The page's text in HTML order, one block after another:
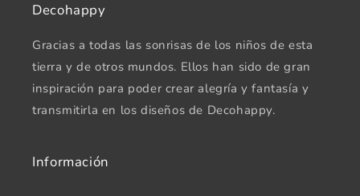
Decohappy
Gracias a todas las sonrisas de los niños de esta
tierra y de otros mundos. Ellos han sido de gran
inspiración para poder crear alegría y fantasía y
transmitirla en los diseños de Decohappy.
Información